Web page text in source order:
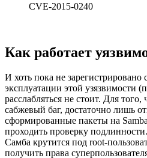
CVE-2015-0240
Как работает
И хоть пока не зарегистрировано
эксплуатации этой узязвимости
расслабляться не стоит. Для того,
сабжевый баг, достаточно лишь
сформированные пакеты на
проходить проверку
Самба крутится под root-
получить права